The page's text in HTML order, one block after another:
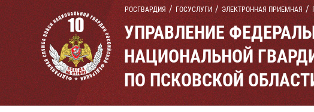
РОСГВАРДИЯ ГОСУСЛУГИ ЭЛЕКТРОННАЯ ПРИЕМНАЯ
УПРАВЛЕНИЕ
НАЦИОНАЛЬНОЙ
ПО ПСКОВСКОЙ